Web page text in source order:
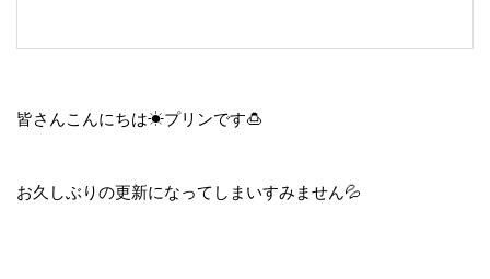
皆さんこんにちは☀プリンです🍮
お久しぶりの更新になってしまいすみません💦